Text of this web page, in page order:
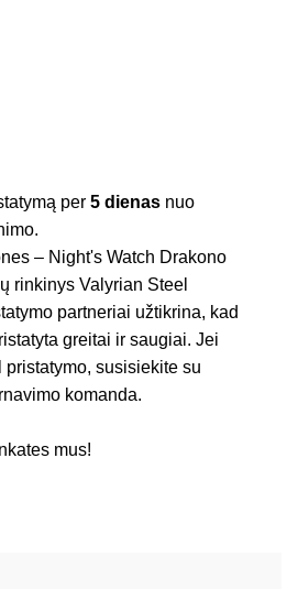
per 5 dienas nuo
partneriai užtikrina, kad
greitai ir saugiai. Jei
susisiekite su
komanda.
mus!